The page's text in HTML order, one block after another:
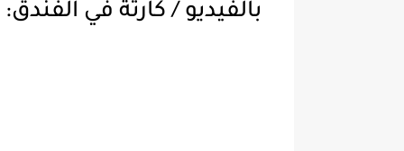
بالفيديو / كارثة في